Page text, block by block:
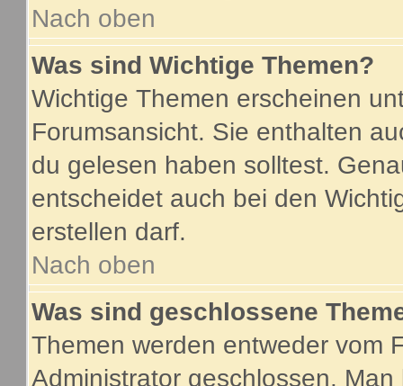
Nach oben
Was sind Wichtige Themen?
Wichtige Themen erscheinen
Forumsansicht. Sie enthalten
du gelesen haben solltest.
entscheidet auch bei den
erstellen darf.
Nach oben
Was sind geschlossene
Themen werden entweder vom
Administrator geschlossen.